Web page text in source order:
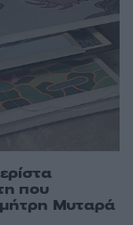
που
Μυταρά